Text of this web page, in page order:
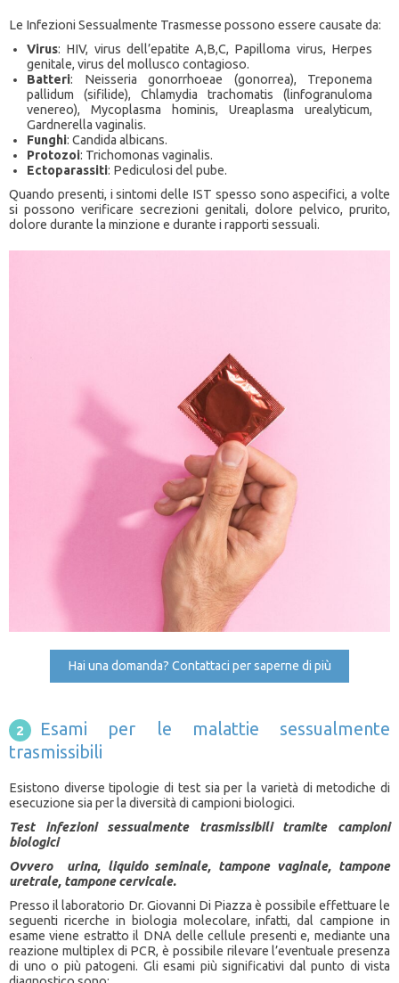
Le Infezioni Sessualmente Trasmesse possono essere causate da:
Virus: HIV, virus dell’epatite A,B,C, Papilloma virus, Herpes
genitale, virus del mollusco contagioso.
Batteri: Neisseria gonorrhoeae (gonorrea), Treponema
pallidum (sifilide), Chlamydia trachomatis (linfogranuloma
venereo), Mycoplasma hominis, Ureaplasma urealyticum,
Gardnerella vaginalis.
Funghi: Candida albicans.
Protozoi: Trichomonas vaginalis.
Ectoparassiti: Pediculosi del pube.
Quando presenti, i sintomi delle IST spesso sono aspecifici, a volte
si possono verificare secrezioni genitali, dolore pelvico, prurito,
dolore durante la minzione e durante i rapporti sessuali.
Hai una domanda? Contattaci per saperne di più
Esami per le malattie sessualmente
trasmissibili
Esistono diverse tipologie di test sia per la varietà di metodiche di
esecuzione sia per la diversità di campioni biologici.
Test infezioni sessualmente trasmissibili tramite campioni
biologici
Ovvero urina, liquido seminale, tampone vaginale, tampone
uretrale, tampone cervicale.
Presso il laboratorio Dr. Giovanni Di Piazza è possibile effettuare le
seguenti ricerche in biologia molecolare, infatti, dal campione in
esame viene estratto il DNA delle cellule presenti e, mediante una
reazione multiplex di PCR, è possibile rilevare l’eventuale presenza
di uno o più patogeni. Gli esami più significativi dal punto di vista